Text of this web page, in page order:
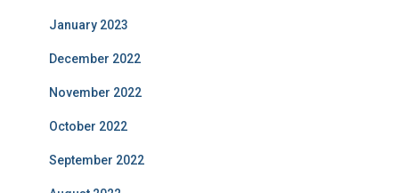
January 2023
December 2022
November 2022
October 2022
September 2022